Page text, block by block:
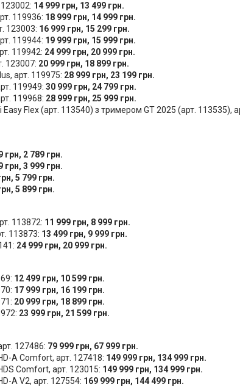
14 999 грн, 13 499 грн.
119936: 18 999 грн, 14 999 грн.
123003: 16 999 грн, 15 299 грн.
119944: 19 999 грн, 15 999 грн.
119942: 24 999 грн, 20 999 грн.
123007: 20 999 грн, 18 899 грн.
арт. 119975: 28 999 грн, 23 199 грн.
119949: 30 999 грн, 24 799 грн.
119968: 28 999 грн, 25 999 грн.
Flex (арт. 113540) з тримером GT 2025 (арт. 113535),
грн, 2 789 грн.
грн, 3 999 грн.
5 799 грн.
5 899 грн.
113872: 11 999 грн, 8 999 грн.
113873: 13 499 грн, 9 999 грн.
24 999 грн, 20 999 грн.
12 499 грн, 10 599 грн.
17 999 грн, 16 199 грн.
20 999 грн, 18 899 грн.
23 999 грн, 21 599 грн.
127486: 79 999 грн, 67 999 грн.
A Comfort, арт. 127418: 149 999 грн, 134 999 грн.
Comfort, арт. 123015: 149 999 грн, 134 999 грн.
A V2, арт. 127554: 169 999 грн, 144 499 грн.